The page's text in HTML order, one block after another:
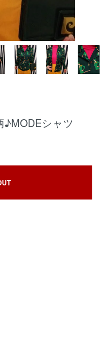
♪MODEシャツ